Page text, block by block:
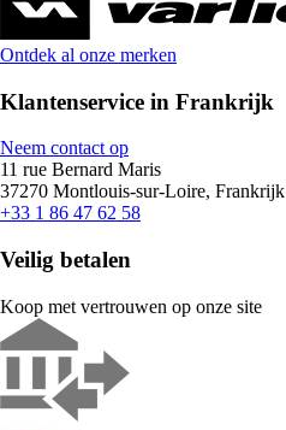
Ontdek al onze merken
Klantenservice in Frankrijk
Neem contact op
11 rue Bernard Maris
37270 Montlouis-sur-Loire, Frankrijk
+33 1 86 47 62 58
Veilig betalen
Koop met vertrouwen op onze site